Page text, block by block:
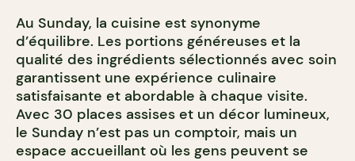
Au Sunday, la cuisine est synonyme
d’équilibre. Les portions généreuses et la
qualité des ingrédients sélectionnés avec soin
garantissent une expérience culinaire
satisfaisante et abordable à chaque visite.
Avec 30 places assises et un décor lumineux,
le Sunday n’est pas un comptoir, mais un
espace accueillant où les gens peuvent se